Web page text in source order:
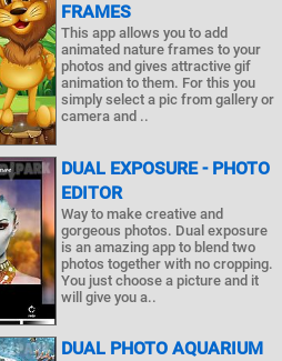
FRAMES
This app allows you to add
animated nature frames to your
photos and gives attractive gif
animation to them. For this you
simply select a pic from gallery or
camera and ..
DUAL EXPOSURE - PHOTO
EDITOR
Way to make creative and
gorgeous photos. Dual exposure
is an amazing app to blend two
photos together with no cropping.
You just choose a picture and it
will give you a..
DUAL PHOTO AQUARIUM